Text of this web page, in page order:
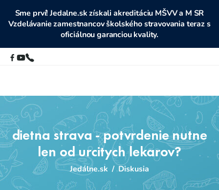
Sme prví! Jedalne.sk získali akreditáciu MŠVV a M SR
Vzdelávanie zamestnancov školského stravovania teraz s
oficiálnou garanciou kvality.
dietna strava - potvrdenie nutne
len od urcitych lekarov?
Jedálne.sk / Diskusia